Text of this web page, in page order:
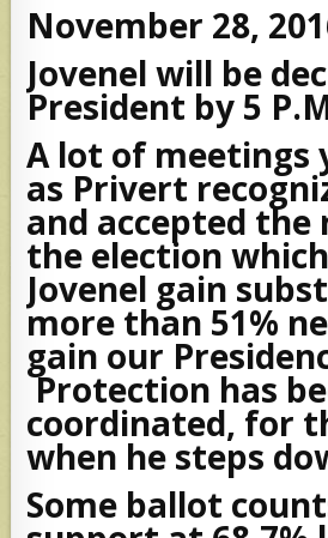
November 28,
Jovenel will be
President by 5
A lot of meetings
as Privert
and accepted the
the election
Jovenel gain
more than 51%
gain our
Protection has
coordinated, for
when he steps
Some ballot